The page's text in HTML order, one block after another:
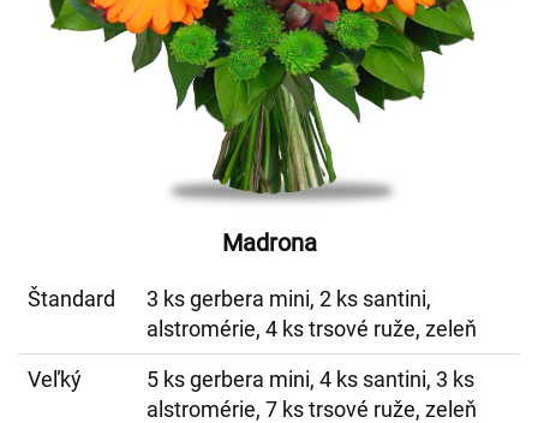
Madrona
Štandard
3 ks gerbera mini, 2 ks santini,
alstromérie, 4 ks trsové ruže, zeleň
Veľký
5 ks gerbera mini, 4 ks santini, 3 ks
alstromérie, 7 ks trsové ruže, zeleň